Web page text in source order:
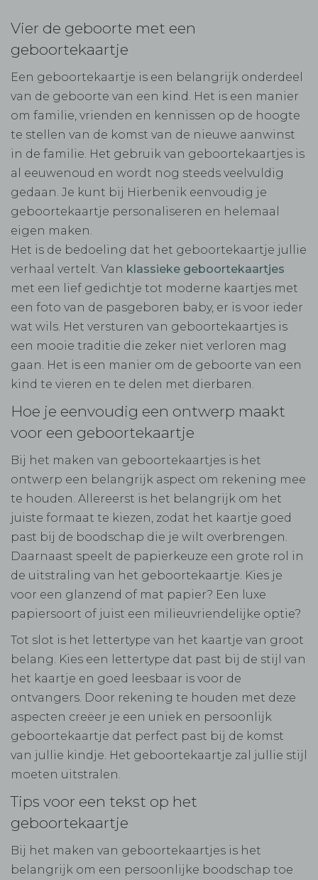
Vier de geboorte met een
geboortekaartje
Een geboortekaartje is een belangrijk onderdeel
van de geboorte van een kind. Het is een manier
om familie, vrienden en kennissen op de hoogte
te stellen van de komst van de nieuwe aanwinst
in de familie. Het gebruik van geboortekaartjes is
al eeuwenoud en wordt nog steeds veelvuldig
gedaan. Je kunt bij Hierbenik eenvoudig je
geboortekaartje personaliseren en helemaal
eigen maken.
Het is de bedoeling dat het geboortekaartje jullie
verhaal vertelt. Van klassieke geboortekaartjes
met een lief gedichtje tot moderne kaartjes met
een foto van de pasgeboren baby, er is voor ieder
wat wils. Het versturen van geboortekaartjes is
een mooie traditie die zeker niet verloren mag
gaan. Het is een manier om de geboorte van een
kind te vieren en te delen met dierbaren.
Hoe je eenvoudig een ontwerp maakt
voor een geboortekaartje
Bij het maken van geboortekaartjes is het
ontwerp een belangrijk aspect om rekening mee
te houden. Allereerst is het belangrijk om het
juiste formaat te kiezen, zodat het kaartje goed
past bij de boodschap die je wilt overbrengen.
Daarnaast speelt de papierkeuze een grote rol in
de uitstraling van het geboortekaartje. Kies je
voor een glanzend of mat papier? Een luxe
papiersoort of juist een milieuvriendelijke optie?
Tot slot is het lettertype van het kaartje van groot
belang. Kies een lettertype dat past bij de stijl van
het kaartje en goed leesbaar is voor de
ontvangers. Door rekening te houden met deze
aspecten creëer je een uniek en persoonlijk
geboortekaartje dat perfect past bij de komst
van jullie kindje. Het geboortekaartje zal jullie stijl
moeten uitstralen.
Tips voor een tekst op het
geboortekaartje
Bij het maken van geboortekaartjes is het
belangrijk om een persoonlijke boodschap toe